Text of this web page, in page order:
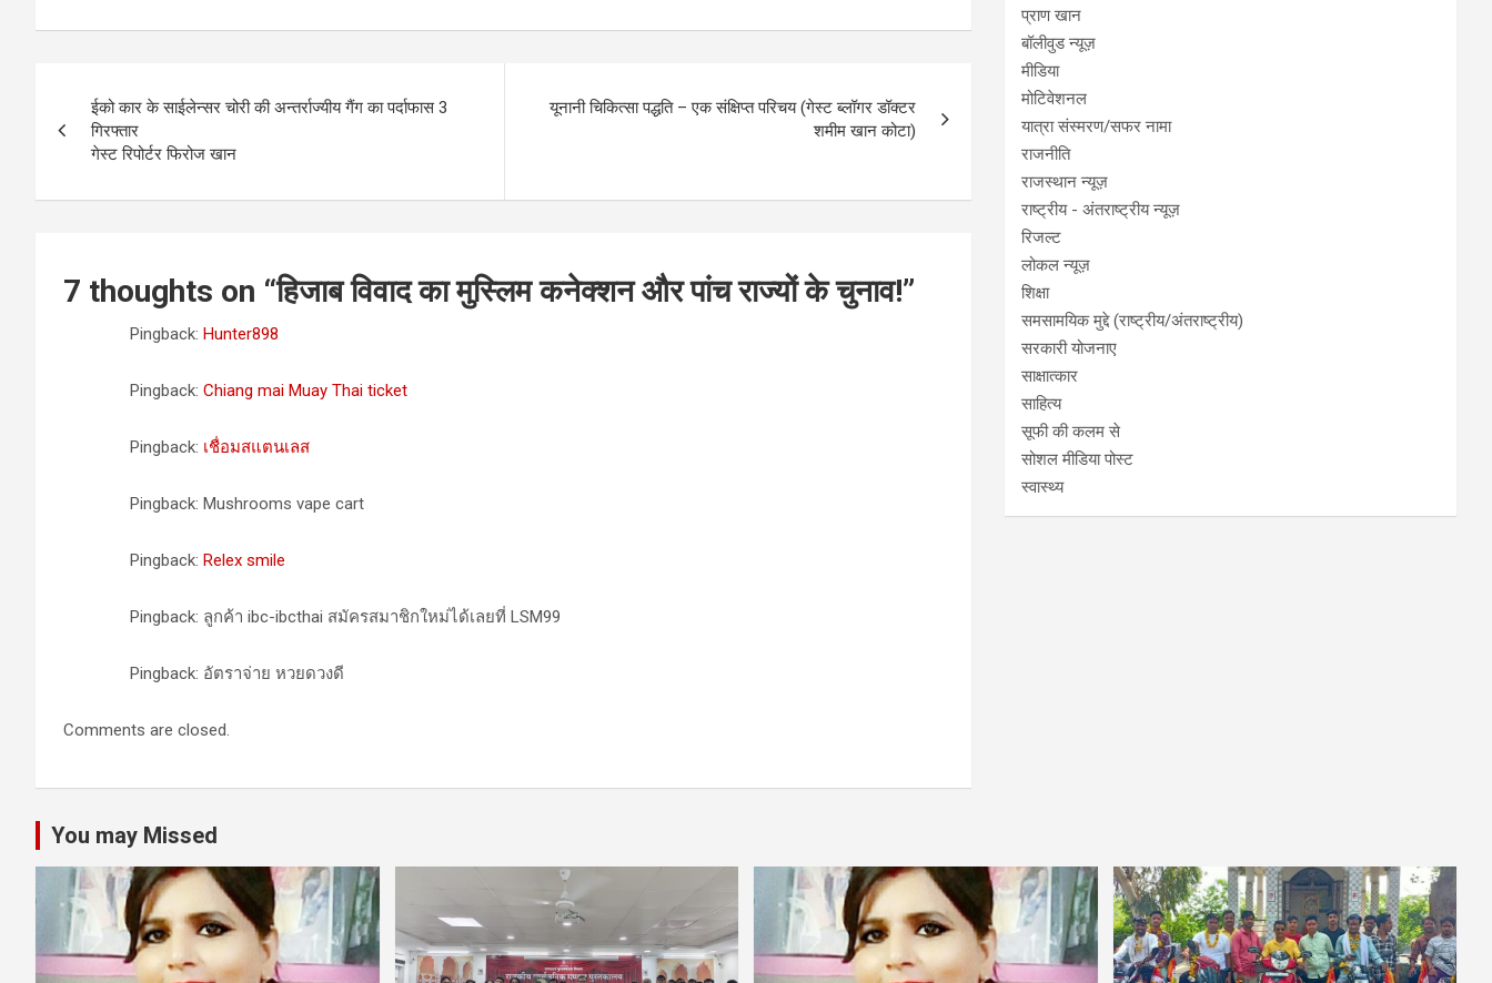
navigation
ईको कार के साईलेन्सर चोरी की अन्तर्राज्यीय गैंग का पर्दाफास 3
गिरफ्तार
गेस्ट रिपोर्टर फिरोज खान
यूनानी चिकित्सा पद्धति – एक संक्षिप्त परिचय (गेस्ट ब्लॉगर डॉक्टर
शमीम खान कोटा)
7 thoughts on “हिजाब विवाद का मुस्लिम कनेक्शन और पांच राज्यों के चुनाव!”
Pingback: Hunter898
Pingback: Chiang mai Muay Thai ticket
Pingback: เชื่อมสแตนเลส
Pingback: Mushrooms vape cart
Pingback: Relex smile
Pingback: ลูกค้า ibc-ibcthai สมัครสมาชิกใหม่ได้เลยที่ LSM99
Pingback: อัตราจ่าย หวยดวงดี
Comments are closed.
प्राण खान
बॉलीवुड न्यूज़
मीडिया
मोटिवेशनल
यात्रा संस्मरण/सफर नामा
राजनीति
राजस्थान न्यूज़
राष्ट्रीय - अंतराष्ट्रीय न्यूज़
रिजल्ट
लोकल न्यूज़
शिक्षा
समसामयिक मुद्दे (राष्ट्रीय/अंतराष्ट्रीय)
सरकारी योजनाए
साक्षात्कार
साहित्य
सूफी की कलम से
सोशल मीडिया पोस्ट
स्वास्थ्य
You may Missed